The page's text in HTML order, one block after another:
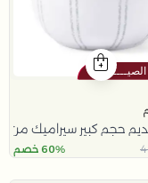
حجم كبير سيراميك من
60% خصم